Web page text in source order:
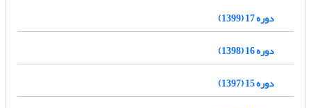
دوره 17 (1399)
دوره 16 (1398)
دوره 15 (1397)